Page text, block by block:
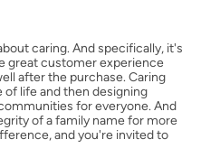
caring. And specifically, it's
great customer experience
after the purchase. Caring
life and then designing
for everyone. And
of a family name for more
and you're invited to